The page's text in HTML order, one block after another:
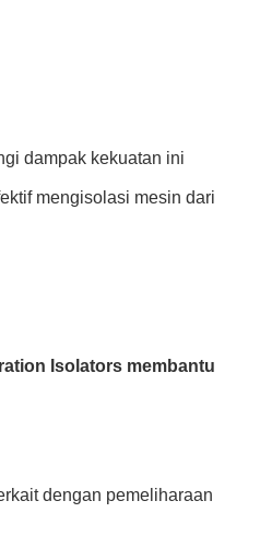
dampak kekuatan ini
mengisolasi mesin dari
Isolators membantu
dengan pemeliharaan